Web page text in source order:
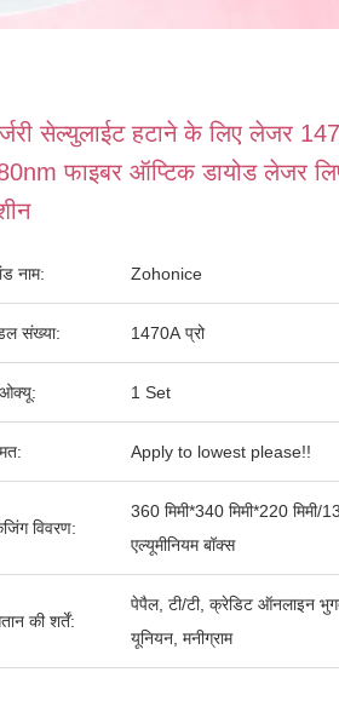
सेल्युलाईट हटाने के लिए लेजर
फाइबर ऑप्टिक डायोड लेजर
नाम: Zohonice
संख्या: 1470A प्रो
1 Set
Apply to lowest please!!
विवरण:
360 मिमी*340 मिमी*220 मिमी/
एल्यूमीनियम बॉक्स
की शर्तें:
पेपैल, टी/टी, क्रेडिट ऑनलाइन
यूनियन, मनीग्राम